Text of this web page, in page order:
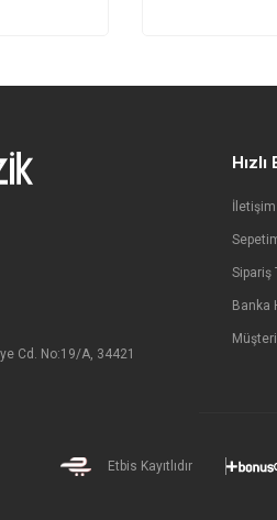
Hızlı
İletişim
Sipariş
Banka
Cd. No:19/A, 34421
Etbis Kayıtlıdır